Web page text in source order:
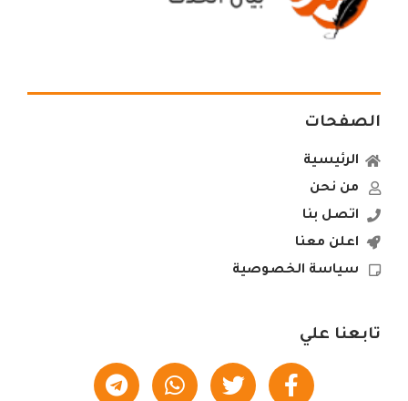
الصفحات
الرئيسية
من نحن
اتصل بنا
اعلن معنا
سياسة الخصوصية
تابعنا علي